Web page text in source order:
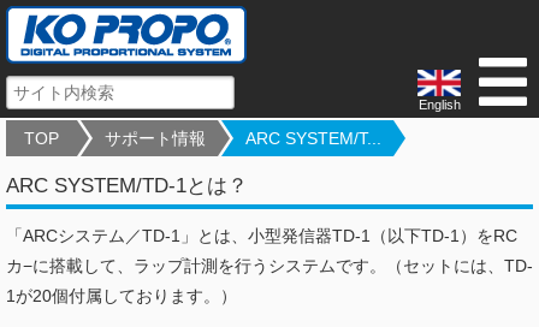
English
TOP サポート情報 ARC SYSTEM/T...
ARC SYSTEM/TD-1とは？
「ARCシステム／TD-1」とは、小型発信器TD-1（以下TD-1）をRC
カ−に搭載して、ラップ計測を行うシステムです。（セットには、TD-
1が20個付属しております。）